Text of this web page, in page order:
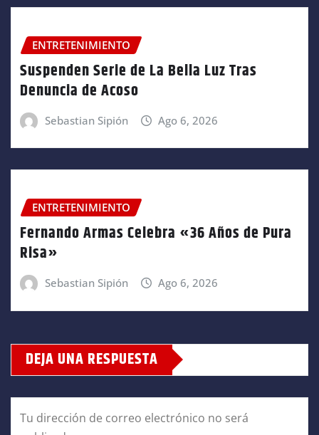
ENTRETENIMIENTO
Suspenden Serie de La Bella Luz Tras
Denuncia de Acoso
Sebastian Sipión Ago 6, 2026
ENTRETENIMIENTO
Fernando Armas Celebra «36 Años de Pura
Risa»
Sebastian Sipión Ago 6, 2026
DEJA UNA RESPUESTA
Tu dirección de correo electrónico no será